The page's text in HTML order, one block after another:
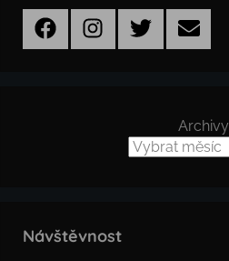
FacebookInstagramTwitter Email
Archivy
Návštěvnost